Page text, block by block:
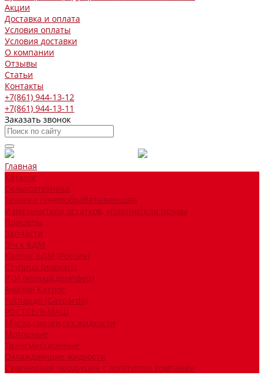
Акции
Доставка и оплата
Условия оплаты
Условия доставки
О компании
Отзывы
Статьи
Контакты
+7(861) 944-13-12
+7(861) 944-13-11
Заказать звонок
Главная
Каталог
Сельхозтехника
Техника почвообрабатывающая
Измельчители остатков, уплотнители почвы
Прицепы
Запчасти
З/ч к БДМ
Корпус БДМ (Россия)
Ступица (импорт)
РТИ (кольца,демпфер)
Амазон Катрос
Гаспардо (Gaspardo)
РОСТСЕЛЬМАШ
Масла,смазки,тех.жидкости
Моторные
Трансмиссионные
Охлаждающие жидкости
Сувенирная продукция с логотипом компании